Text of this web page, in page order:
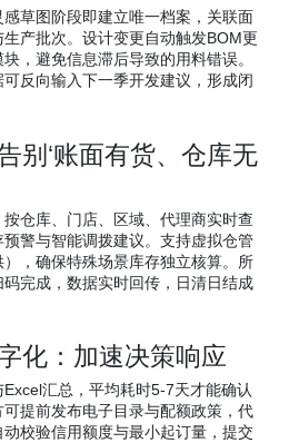
草图阶段即建立唯一档案，关联面
产批次。设计变更自动触发BOM更
，避免信息滞后导致的用料错误。
反向输入下一季开发建议，形成闭
别‘账面有货、仓库无
仓库、门店、区域、代理商实时查
警与智能调拨建议。支持虚拟仓管
，确保特殊场景库存独立核算。所
完成，数据实时回传，日清日结成
化：加速决策响应
汇总，平均耗时5-7天才能确认
提前发布电子目录与配额政策，代
校验信用额度与最小起订量，提交